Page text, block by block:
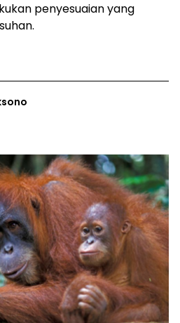
penyesuaian yang